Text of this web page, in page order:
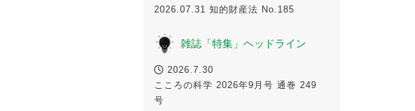
2026.07.31 知的財産法 No.185
雑誌「特集」ヘッドライン
2026.7.30
こころの科学 2026年9月号 通巻 249
号